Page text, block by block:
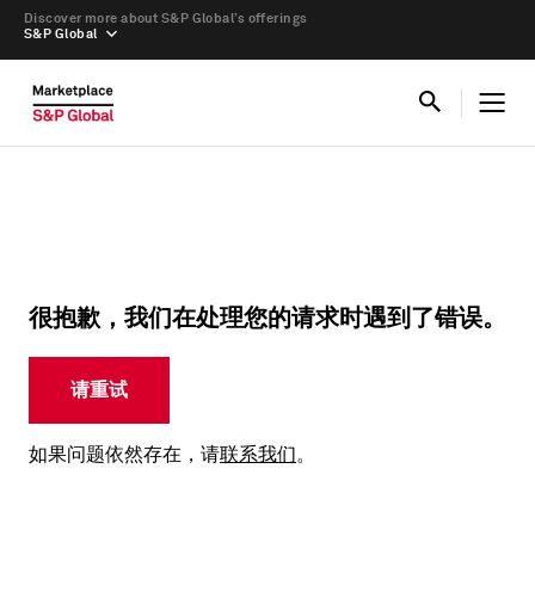
S&P Global
Discover more about S&P Global’s offerings
很抱歉，我们在处理您的请求时遇到了错误。
请重试
如果问题依然存在，请联系我们。